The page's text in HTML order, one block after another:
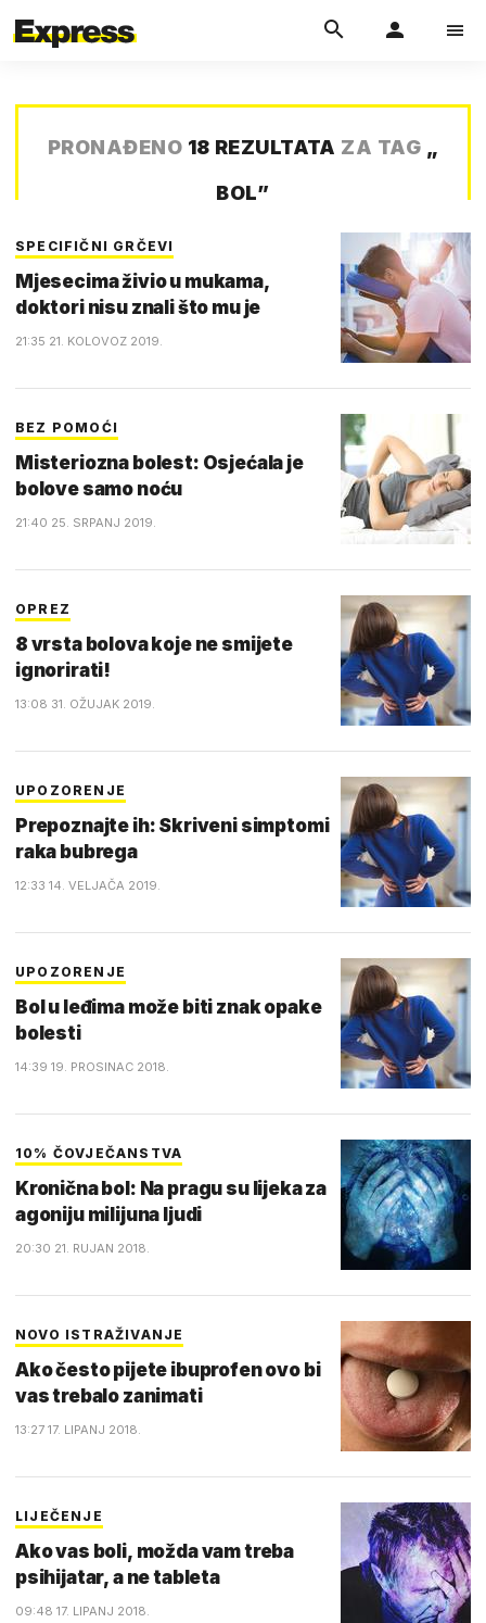
PRONAĐENO 18 REZULTATA ZA TAG „
BOL”
SPECIFIČNI GRČEVI
Mjesecima živio u mukama,
doktori nisu znali što mu je
21:35 21. KOLOVOZ 2019.
BEZ POMOĆI
Misteriozna bolest: Osjećala je
bolove samo noću
21:40 25. SRPANJ 2019.
OPREZ
8 vrsta bolova koje ne smijete
ignorirati!
13:08 31. OŽUJAK 2019.
UPOZORENJE
Prepoznajte ih: Skriveni simptomi
raka bubrega
12:33 14. VELJAČA 2019.
UPOZORENJE
Bol u leđima može biti znak opake
bolesti
14:39 19. PROSINAC 2018.
10% ČOVJEČANSTVA
Kronična bol: Na pragu su lijeka za
agoniju milijuna ljudi
20:30 21. RUJAN 2018.
NOVO ISTRAŽIVANJE
Ako često pijete ibuprofen ovo bi
vas trebalo zanimati
13:27 17. LIPANJ 2018.
LIJEČENJE
Ako vas boli, možda vam treba
psihijatar, a ne tableta
09:48 17. LIPANJ 2018.